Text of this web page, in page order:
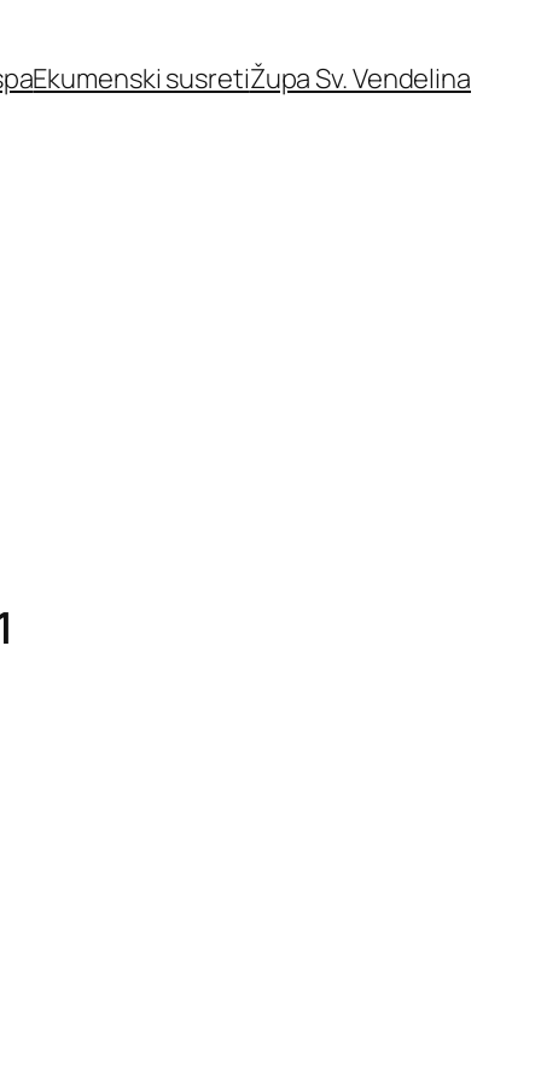
Ekumenski susretiŽupa Sv. Vendelina